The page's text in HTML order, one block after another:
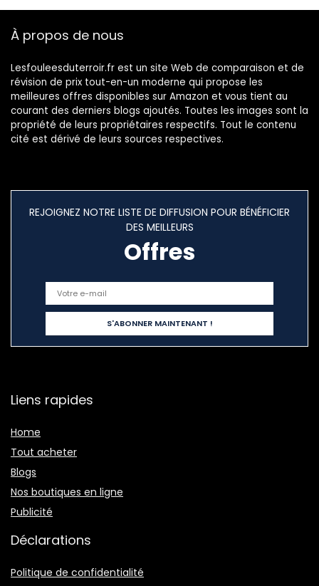
À propos de nous
Lesfouleesduterroir.fr est un site Web de comparaison et de
révision de prix tout-en-un moderne qui propose les
meilleures offres disponibles sur Amazon et vous tient au
courant des derniers blogs ajoutés. Toutes les images sont la
propriété de leurs propriétaires respectifs. Tout le contenu
cité est dérivé de leurs sources respectives.
REJOIGNEZ NOTRE LISTE DE DIFFUSION POUR BÉNÉFICIER
DES MEILLEURS
Offres
Liens rapides
Home
Tout acheter
Blogs
Nos boutiques en ligne
Publicité
Déclarations
Politique de confidentialité